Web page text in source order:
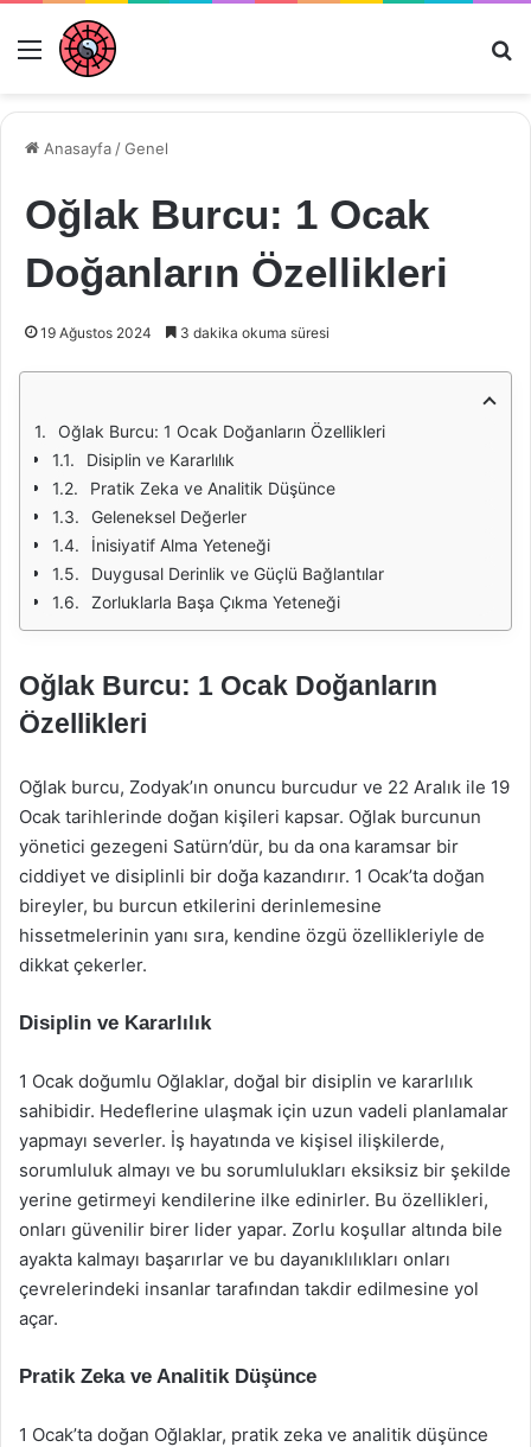
Menü
Anasayfa /Genel
Oğlak Burcu: 1 Ocak
Doğanların Özellikleri
19 Ağustos 2024 3 dakika okuma süresi
Oğlak Burcu: 1 Ocak Doğanların Özellikleri
Disiplin ve Kararlılık
Pratik Zeka ve Analitik Düşünce
Geleneksel Değerler
İnisiyatif Alma Yeteneği
Duygusal Derinlik ve Güçlü Bağlantılar
Zorluklarla Başa Çıkma Yeteneği
Oğlak Burcu: 1 Ocak Doğanların
Özellikleri
Oğlak burcu, Zodyak’ın onuncu burcudur ve 22 Aralık ile 19
Ocak tarihlerinde doğan kişileri kapsar. Oğlak burcunun
yönetici gezegeni Satürn’dür, bu da ona karamsar bir
ciddiyet ve disiplinli bir doğa kazandırır. 1 Ocak’ta doğan
bireyler, bu burcun etkilerini derinlemesine
hissetmelerinin yanı sıra, kendine özgü özellikleriyle de
dikkat çekerler.
Disiplin ve Kararlılık
1 Ocak doğumlu Oğlaklar, doğal bir disiplin ve kararlılık
sahibidir. Hedeflerine ulaşmak için uzun vadeli planlamalar
yapmayı severler. İş hayatında ve kişisel ilişkilerde,
sorumluluk almayı ve bu sorumlulukları eksiksiz bir şekilde
yerine getirmeyi kendilerine ilke edinirler. Bu özellikleri,
onları güvenilir birer lider yapar. Zorlu koşullar altında bile
ayakta kalmayı başarırlar ve bu dayanıklılıkları onları
çevrelerindeki insanlar tarafından takdir edilmesine yol
açar.
Pratik Zeka ve Analitik Düşünce
1 Ocak’ta doğan Oğlaklar, pratik zeka ve analitik düşünce